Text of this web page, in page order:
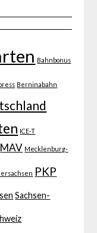
Bahnbonus
Berninabahn
ICE-T
MAV Mecklenburg-
PKP
Sachsen-